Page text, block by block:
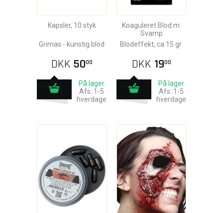
Kapsler, 10 styk
Grimas - kunstig blod
DKK 5000
På lager
Afs.:1-5
hverdage
Koaguleret Blod m.
Svamp
Blodeffekt, ca.15 gr.
DKK 1900
På lager
Afs.:1-5
hverdage